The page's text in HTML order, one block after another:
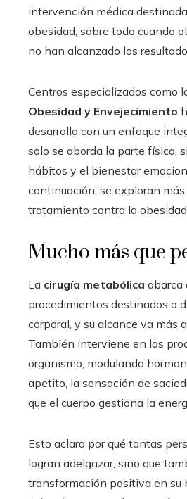
intervención médica
obesidad, sobre todo cuando
no han alcanzado los
Centros especializados como
Obesidad y Envejecimiento
desarrollo con un enfoque
solo se aborda la parte física,
hábitos y el bienestar
continuación, se exploran
tratamiento contra la
Mucho más que
La cirugía metabólica abarca
procedimientos destinados a
corporal, y su alcance va más
También interviene en los
organismo, modulando
apetito, la sensación de
que el cuerpo gestiona la
Esto aclara por qué tantas
logran adelgazar, sino que
transformación positiva en su